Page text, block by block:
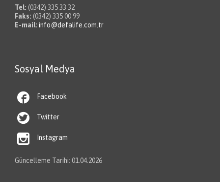
Tel: (0342) 335 33 32
Faks: (0342) 335 00 99
E-mail: info@defalife.com.tr
Sosyal Medya
 Facebook
 Twitter
 Instagram
Güncelleme Tarihi: 01.04.2026